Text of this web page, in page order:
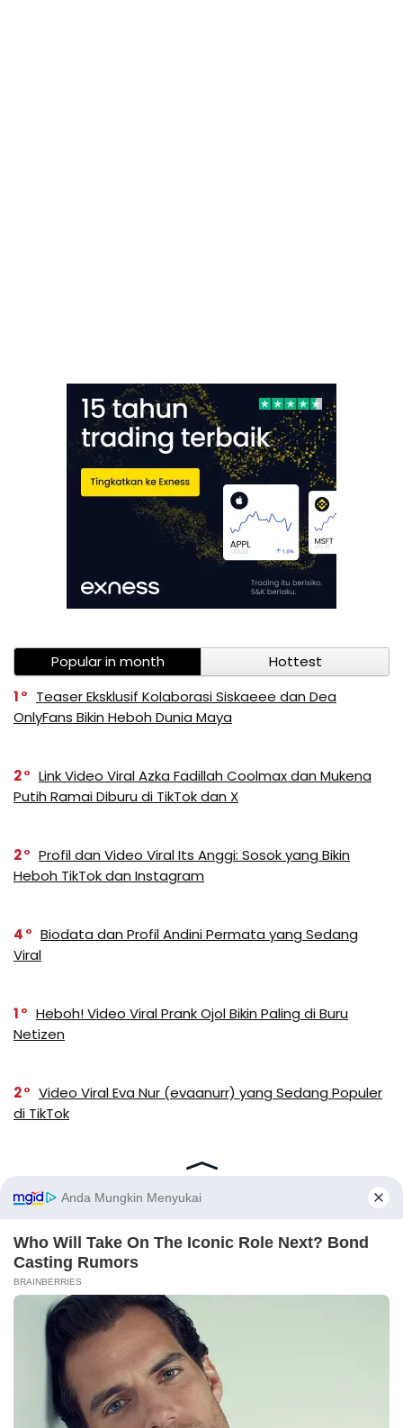
Popular in month
Hottest
1
Teaser Eksklusif Kolaborasi Siskaeee dan Dea
OnlyFans Bikin Heboh Dunia Maya
2
Link Video Viral Azka Fadillah Coolmax dan Mukena
Putih Ramai Diburu di TikTok dan X
2
Profil dan Video Viral Its Anggi: Sosok yang Bikin
Heboh TikTok dan Instagram
4
Biodata dan Profil Andini Permata yang Sedang
Viral
1
Heboh! Video Viral Prank Ojol Bikin Paling di Buru
Netizen
2
Video Viral Eva Nur (evaanurr) yang Sedang Populer
di TikTok